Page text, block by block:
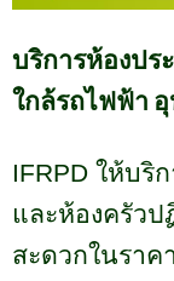
บริการห้องปร
ใกล้รถไฟฟ้า
IFRPD ให้บริ
และห้องครัว
สะดวกในราค